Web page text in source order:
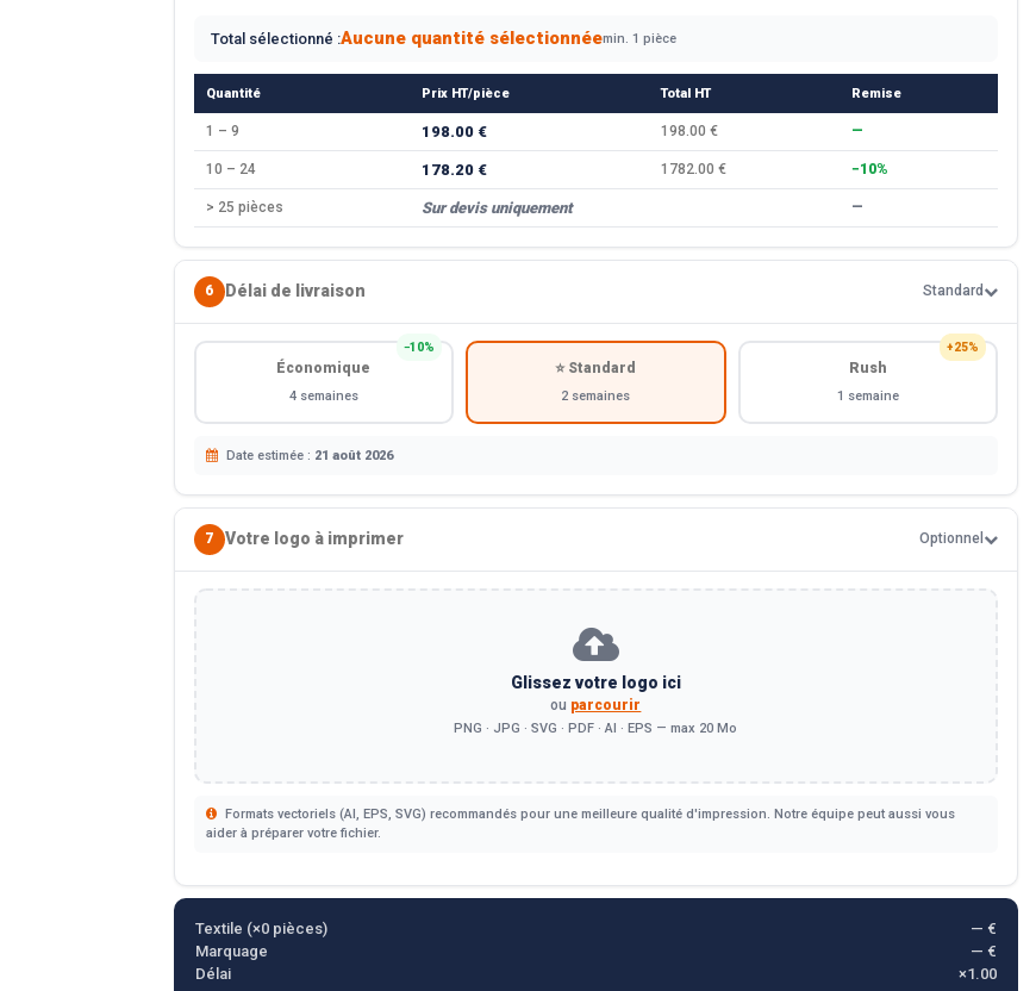
Total sélectionné :Aucune quantité sélectionnéemin. 1 pièce
Quantité Prix HT/pièce Total HT Remise
1 – 9 198.00 € 198.00 € —
10 – 24 178.20 € 1782.00 € −10%
> 25 pièces Sur devis uniquement —
6 Délai de livraison Standard
−10%
Économique
4 semaines
⭐ Standard
2 semaines
+25%
Rush
1 semaine
Date estimée : 21 août 2026
7 Votre logo à imprimer Optionnel
Glissez votre logo ici
ou parcourir
PNG · JPG · SVG · PDF · AI · EPS — max 20 Mo
Formats vectoriels (AI, EPS, SVG) recommandés pour une meilleure qualité d'impression. Notre équipe peut aussi vous
aider à préparer votre fichier.
Textile (×0pièces)
— €
Marquage
— €
Délai
×1.00